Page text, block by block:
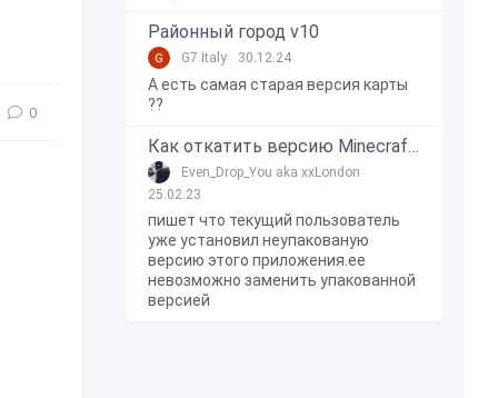
0
Районный город v10
G7 Italy 30.12.24
А есть самая старая версия карты
??
Как откатить версию Minecraft Bedrock Edition на Windows 10?
Even_Drop_You aka xxLondon
25.02.23
пишет что текущий пользователь
уже установил неупакованую
версию этого приложения.ее
невозможно заменить упакованной
версией